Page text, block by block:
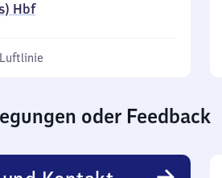
Hbf
oder Feedback